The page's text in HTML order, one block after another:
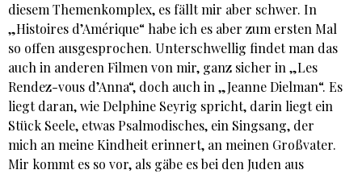
diesem Themenkomplex, es fällt mir aber schwer. In
„Histoires d’Amérique“ habe ich es aber zum ersten Mal
so offen ausgesprochen. Unterschwellig findet man das
auch in anderen Filmen von mir, ganz sicher in „Les
Rendez-vous d’Anna“, doch auch in „Jeanne Dielman“. Es
liegt daran, wie Delphine Seyrig spricht, darin liegt ein
Stück Seele, etwas Psalmodisches, ein Singsang, der
mich an meine Kindheit erinnert, an meinen Großvater.
Mir kommt es so vor, als gäbe es bei den Juden aus